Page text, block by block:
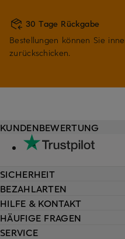
30 Tage Rückgabe
Bestellungen können Sie
zurückschicken.
HILFE & KONTAKT
HÄUFIGE FRAGEN
SERVICE
KUNDENBEWERTUNG
SICHERHEIT
BEZAHLARTEN